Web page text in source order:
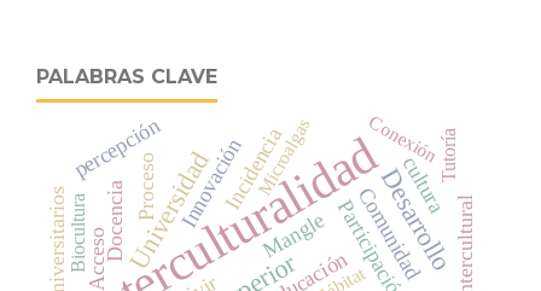
PALABRAS CLAVE
Interculturalidad
Universidad Desarrollo
Participación
Acceso Comunidad
Mangle
Docencia
Incidencia
Innovación
Proceso
percepción
cultura
Microalgas Conexión
Biocultura
Tutoría